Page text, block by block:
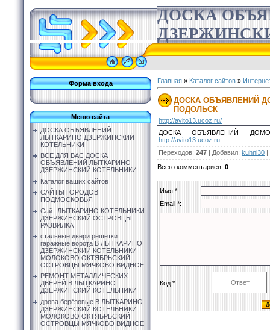
ДОСКА
Форма входа
Меню сайта
ДОСКА ОБЪЯВЛЕНИЙ
ЛЫТКАРИНО ДЗЕРЖИНСКИЙ
КОТЕЛЬНИКИ
ВСЁ ДЛЯ ВАС ДОСКА
ОБЪЯВЛЕНИЙ ЛЫТКАРИНО
ДЗЕРЖИНСКИЙ КОТЕЛЬНИКИ
Каталог ваших сайтов
САЙТЫ ГОРОДОВ
ПОДМОСКОВЬЯ
Сайт ЛЫТКАРИНО КОТЕЛЬНИКИ
ДЗЕРЖИНСКИЙ ОСТРОВЦЫ
РАЗВИЛКА
стальные двери решётки
гаражные ворота В ЛЫТКАРИНО
ДЗЕРЖИНСКИЙ КОТЕЛЬНИКИ
МОЛОКОВО ОКТЯБРЬСКИЙ
ОСТРОВЦЫ МЯЧКОВО ВИДНОЕ
РЕМОНТ МЕТАЛЛИЧЕСКИХ
ДВЕРЕЙ В ЛЫТКАРИНО
ДЗЕРЖИНСКИЙ КОТЕЛЬНИКИ
дрова берёзовые В ЛЫТКАРИНО
ДЗЕРЖИНСКИЙ КОТЕЛЬНИКИ
МОЛОКОВО ОКТЯБРЬСКИЙ
ОСТРОВЦЫ МЯЧКОВО ВИДНОЕ
Главная » Каталог сайтов »
ДОСКА ОБЪЯВЛЕНИЙ
ПОДОЛЬСК
http://avito13.ucoz.ru/
ДОСКА ОБЪЯВЛЕНИЙ
http://avito13.ucoz.ru
Переходов: 247 | Добавил: kuhni30 |
Всего комментариев: 0
Имя *:
Email *:
Код *: